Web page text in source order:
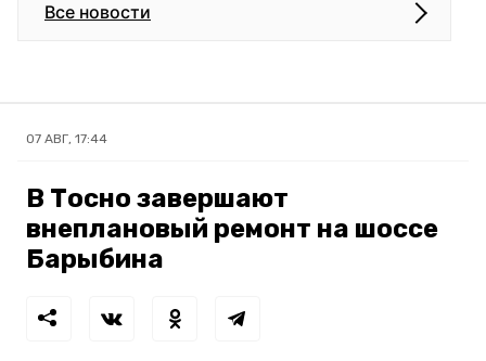
Все новости
07 АВГ, 17:44
В Тосно завершают
внеплановый ремонт на шоссе
Барыбина